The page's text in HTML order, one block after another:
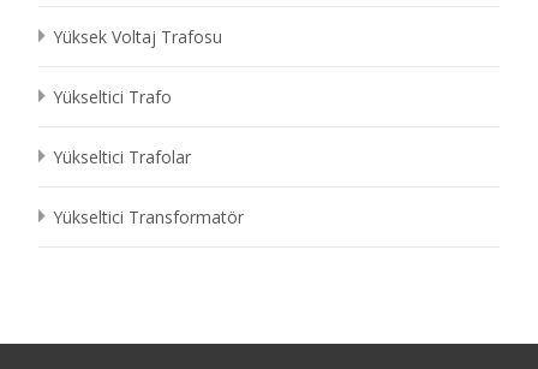
Yüksek Voltaj Trafosu
Yükseltici Trafo
Yükseltici Trafolar
Yükseltici Transformatör